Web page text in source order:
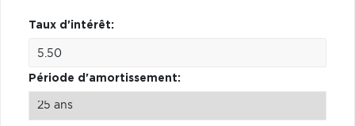
Taux d'intérêt:
Période d'amortissement: